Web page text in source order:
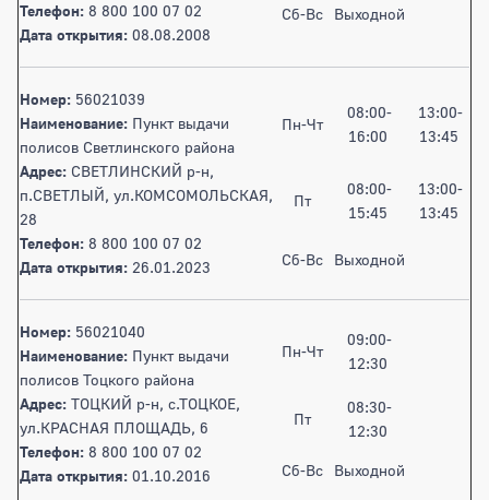
Телефон: 8 800 100 07 02
Дата открытия: 08.08.2008
Сб-Вс Выходной
Номер: 56021039
Наименование: Пункт выдачи
полисов Светлинского района
Адрес: СВЕТЛИНСКИЙ р-н,
п.СВЕТЛЫЙ, ул.КОМСОМОЛЬСКАЯ,
28
Телефон: 8 800 100 07 02
Дата открытия: 26.01.2023
Пн-Чт
08:00-
16:00
13:00-
13:45
Пт
08:00-
15:45
13:00-
13:45
Сб-Вс Выходной
Номер: 56021040
Наименование: Пункт выдачи
полисов Тоцкого района
Адрес: ТОЦКИЙ р-н, с.ТОЦКОЕ,
ул.КРАСНАЯ ПЛОЩАДЬ, 6
Телефон: 8 800 100 07 02
Дата открытия: 01.10.2016
Пн-Чт
09:00-
12:30
Пт
08:30-
12:30
Сб-Вс Выходной